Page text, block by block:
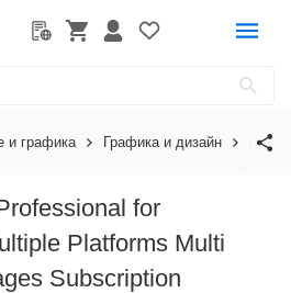
и графика Графика и дизайн
for
Platforms Multi
Subscription